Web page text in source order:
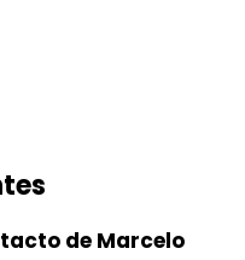
de Marcelo